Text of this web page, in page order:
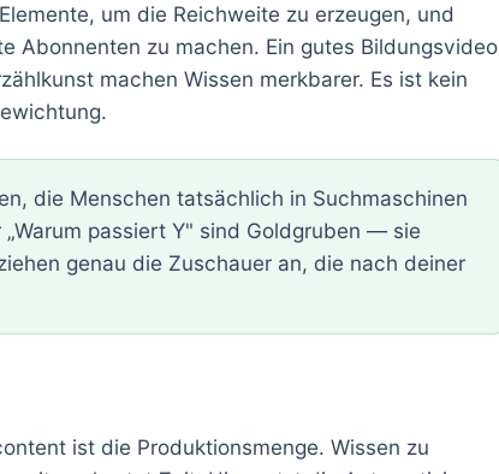
um die Reichweite zu erzeugen, und
Abonnenten zu machen. Ein gutes Bildungsvideo
machen Wissen merkbarer. Es ist kein
die Menschen tatsächlich in Suchmaschinen
passiert Y" sind Goldgruben — sie
genau die Zuschauer an, die nach deiner
ist die Produktionsmenge. Wissen zu